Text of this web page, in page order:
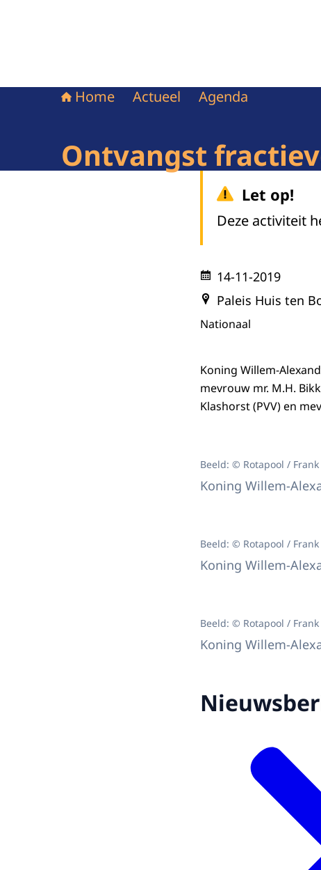
Home Actueel Agenda
Ontvangst
Let op!
Deze activiteit
14-11-2019
Paleis Huis ten
Nationaal
Koning Willem-
mevrouw mr. M.H.
Klashorst (PVV) en
Beeld: © Rotapool / Frank
Koning Willem-
Beeld: © Rotapool / Frank
Koning Willem-
Beeld: © Rotapool / Frank
Koning Willem-